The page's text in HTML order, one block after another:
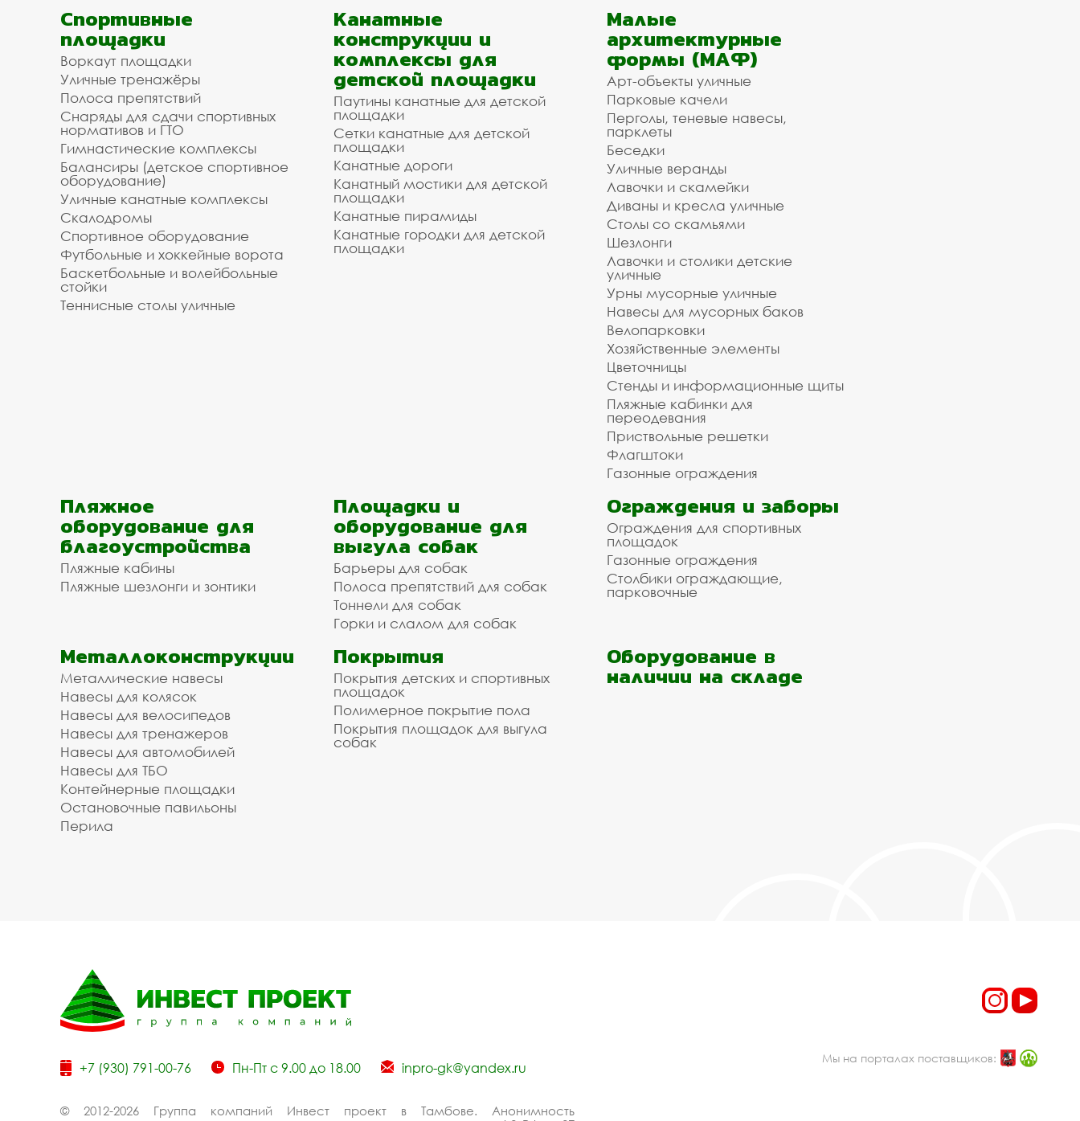
Спортивные
площадки
Воркаут площадки
Уличные тренажёры
Полоса препятствий
Снаряды для сдачи спортивных
нормативов и ГТО
Гимнастические комплексы
Балансиры (детское спортивное
оборудование)
Уличные канатные комплексы
Скалодромы
Спортивное оборудование
Футбольные и хоккейные ворота
Баскетбольные и волейбольные
стойки
Теннисные столы уличные
Канатные
конструкции и
комплексы для
детской площадки
Паутины канатные для детской
площадки
Сетки канатные для детской
площадки
Канатные дороги
Канатный мостики для детской
площадки
Канатные пирамиды
Канатные городки для детской
площадки
Малые
архитектурные
формы (МАФ)
Арт-объекты уличные
Парковые качели
Перголы, теневые навесы,
парклеты
Беседки
Уличные веранды
Лавочки и скамейки
Диваны и кресла уличные
Столы со скамьями
Шезлонги
Лавочки и столики детские
уличные
Урны мусорные уличные
Навесы для мусорных баков
Велопарковки
Хозяйственные элементы
Цветочницы
Стенды и информационные щиты
Пляжные кабинки для
переодевания
Приствольные решетки
Флагштоки
Газонные ограждения
Пляжное
оборудование для
благоустройства
Пляжные кабины
Пляжные шезлонги и зонтики
Площадки и
оборудование для
выгула собак
Барьеры для собак
Полоса препятствий для собак
Тоннели для собак
Горки и слалом для собак
Ограждения и заборы
Ограждения для спортивных
площадок
Газонные ограждения
Столбики ограждающие,
парковочные
Металлоконструкции
Металлические навесы
Навесы для колясок
Навесы для велосипедов
Навесы для тренажеров
Навесы для автомобилей
Навесы для ТБО
Контейнерные площадки
Остановочные павильоны
Перила
Покрытия
Покрытия детских и спортивных
площадок
Полимерное покрытие пола
Покрытия площадок для выгула
собак
Оборудование в
наличии на складе
+7 (930) 791-00-76 Пн-Пт с 9.00 до 18.00 inpro-gk@yandex.ru
Мы на порталах поставщиков:
© 2012-2026 Группа компаний Инвест проект в Тамбове. Анонимность